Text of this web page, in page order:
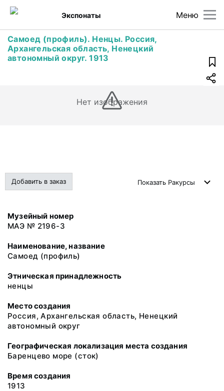
Меню
Экспонаты
Самоед (профиль). Ненцы. Россия,
Архангельская область, Ненецкий
автономный округ. 1913
Нет изображения
Добавить в заказ Показать Ракурсы
Музейный номер
МАЭ № 2196-3
Наименование, название
Самоед (профиль)
Этническая принадлежность
ненцы
Место создания
Россия, Архангельская область, Ненецкий
автономный округ
Географическая локализация места создания
Баренцево море (сток)
Время создания
1913